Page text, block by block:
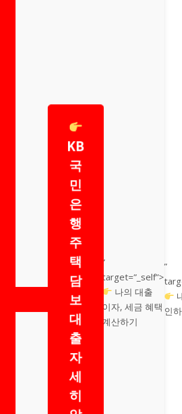
KB
국
민
은
행
주
택
담
보
대
출
자
세
히
”
target=”_self”>
나의 대출
이자, 세금 혜택
계산하기
”
인